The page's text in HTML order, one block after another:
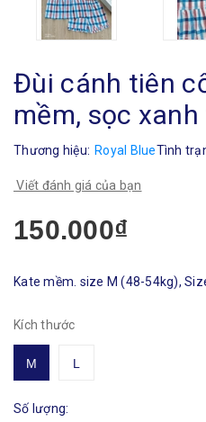
Đùi cánh tiên
mềm, sọc
Thương hiệu: Royal BlueTình
Viết đánh giá của bạn
150.000₫
Kate mềm. size M (48-54kg),
Kích thước
M L
Số lượng: